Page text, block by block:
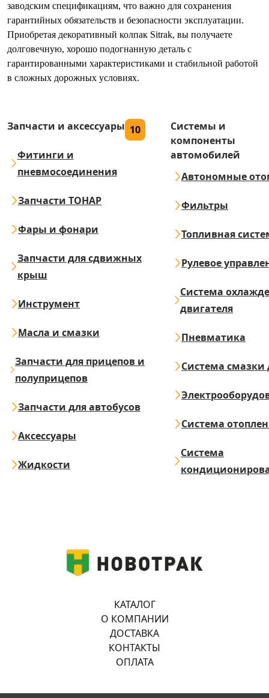
заводским спецификациям, что важно для сохранения
гарантийных обязательств и безопасности эксплуатации.
Приобретая декоративный колпак Sitrak, вы получаете
долговечную, хорошо подогнанную деталь с
гарантированными характеристиками и стабильной работой
в сложных дорожных условиях.
Запчасти и аксессуары 10
Фитинги и
пневмосоединения
Запчасти ТОНАР
Фары и фонари
Запчасти для сдвижных
крыш
Инструмент
Масла и смазки
Запчасти для прицепов и
полуприцепов
Запчасти для автобусов
Аксессуары
Жидкости
Системы и
компоненты
автомобилей
Автономные
Фильтры
Топливная
Рулевое
Система
двигателя
Пневматика
Система смазки
Система
Система
КАТАЛОГ
О КОМПАНИИ
ДОСТАВКА
КОНТАКТЫ
ОПЛАТА